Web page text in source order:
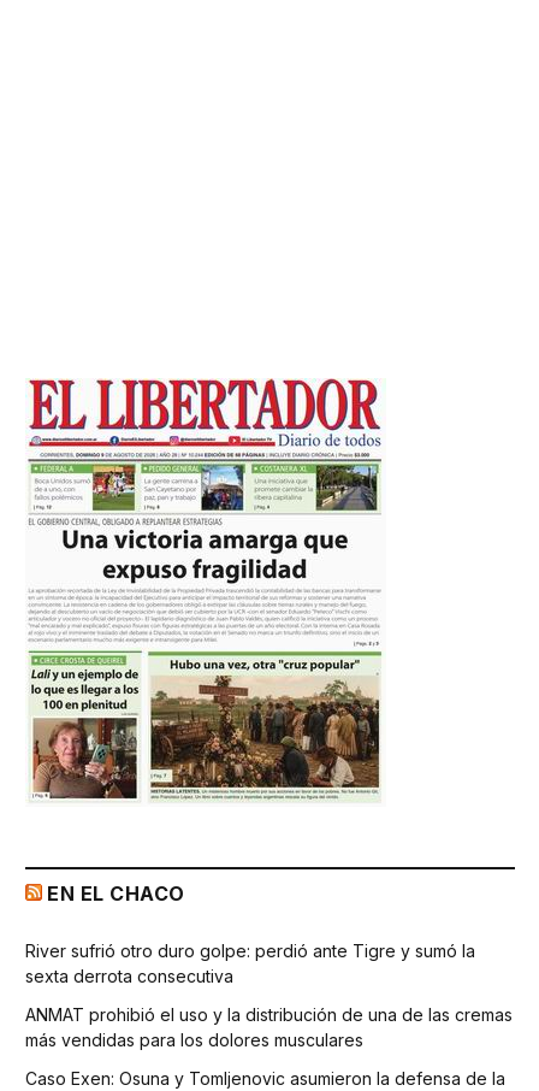
EN EL CHACO
River sufrió otro duro golpe: perdió ante Tigre y sumó la
sexta derrota consecutiva
ANMAT prohibió el uso y la distribución de una de las cremas
más vendidas para los dolores musculares
Caso Exen: Osuna y Tomljenovic asumieron la defensa de la